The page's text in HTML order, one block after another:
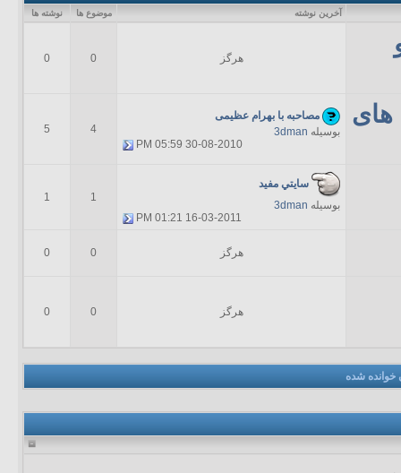
آخرين نوشته موضوع ها نوشته ها
هرگز 0
0
های
مصاحبه با بهرام عظیمی
بوسیله 3dman
30-08-2010
05:59 PM
4
5
سايتي مفيد
بوسیله 3dman
16-03-2011
01:21 PM
1
1
هرگز 0
0
هرگز 0
0
خوانده شده